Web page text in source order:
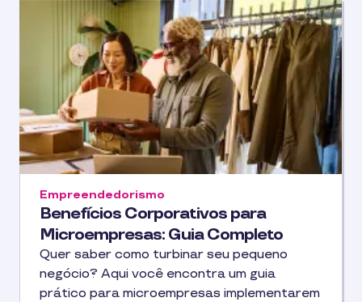
Benefícios Corporativos para
Microempresas: Guia Completo
Empreendedorismo
Quer saber como turbinar seu pequeno
negócio? Aqui você encontra um guia
prático para microempresas implementarem